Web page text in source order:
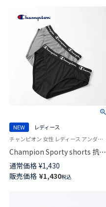
NEW
レディース
チャンピオン 女性 レディース アンダーウェア ブランド
Champion Sporty shorts 抗菌
防臭 吸水速乾 ショーツ ウィメ
ンズ 95451004
通常価格 ¥1,430
販売価格 ¥1,430税込